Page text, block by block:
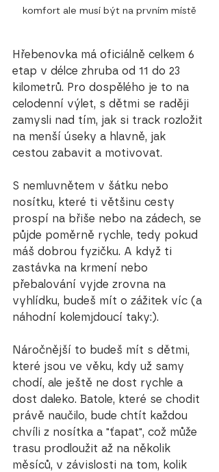
komfort ale musí být na prvním místě
Hřebenovka má oficiálně celkem 6
etap v délce zhruba od 11 do 23
kilometrů. Pro dospělého je to na
celodenní výlet, s dětmi se raději
zamysli nad tím, jak si track rozložit
na menší úseky a hlavně, jak
cestou zabavit a motivovat.
S nemluvnětem v šátku nebo
nosítku, které ti většinu cesty
prospí na břiše nebo na zádech, se
půjde poměrně rychle, tedy pokud
máš dobrou fyzičku. A když ti
zastávka na krmení nebo
přebalování vyjde zrovna na
vyhlídku, budeš mít o zážitek víc (a
náhodní kolemjdoucí taky:).
Náročnější to budeš mít s dětmi,
které jsou ve věku, kdy už samy
chodí, ale ještě ne dost rychle a
dost daleko. Batole, které se chodit
právě naučilo, bude chtít každou
chvíli z nosítka a "ťapat", což může
trasu prodloužit až na několik
měsíců, v závislosti na tom, kolik